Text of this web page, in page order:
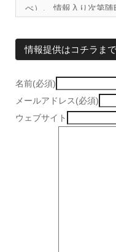
べ）。 情報入り次第随
情報提供はコチラまで
名前(必須)
メールアドレス(必須)
ウェブサイト